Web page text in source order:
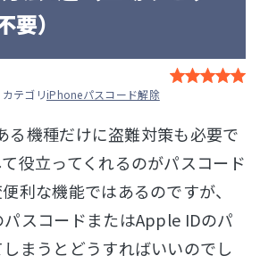
要）
テゴリiPhoneパスコード解除
る機種だけに盗難対策も必要で
役立ってくれるのがパスコード
利な機能ではあるのですが、
スコードまたはApple IDのパ
まうとどうすればいいのでし